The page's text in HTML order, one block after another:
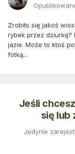
Zrobiło się jakoś
rybek przez dziurkę?
jazie. Może to ktoś
fotką...
Jeśli
się lub
Jedynie